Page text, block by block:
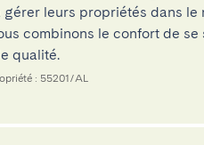
gérer leurs propriétés dans
combinons le confort de
qualité.
: 55201/AL